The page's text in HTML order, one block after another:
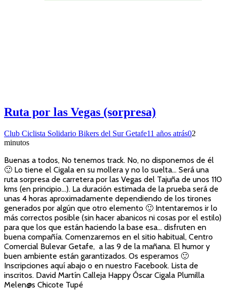
Ruta por las Vegas (sorpresa)
Club Ciclista Solidario Bikers del Sur Getafe11 años atrás02
minutos
Buenas a todos, No tenemos track. No, no disponemos de él
🙂 Lo tiene el Cigala en su mollera y no lo suelta… Será una
ruta sorpresa de carretera por las Vegas del Tajuña de unos 110
kms (en principio…). La duración estimada de la prueba será de
unas 4 horas aproximadamente dependiendo de los tirones
generados por algún que otro elemento 🙂 Intentaremos ir lo
más correctos posible (sin hacer abanicos ni cosas por el estilo)
para que los que están haciendo la base esa… disfruten en
buena compañía. Comenzaremos en el sitio habitual, Centro
Comercial Bulevar Getafe, a las 9 de la mañana. El humor y
buen ambiente están garantizados. Os esperamos 🙂
Inscripciones aquí abajo o en nuestro Facebook. Lista de
inscritos. David Martín Calleja Happy Óscar Cigala Plumilla
Melen@s Chicote Tupé